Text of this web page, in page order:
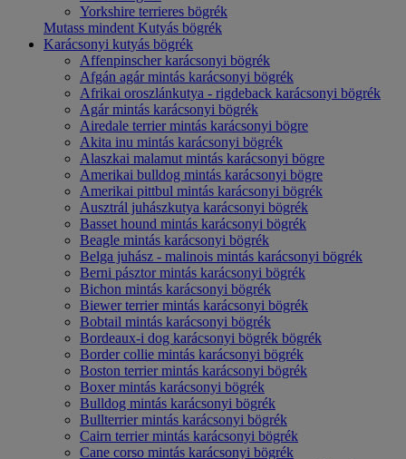
Yorkshire terrieres bögrék
Mutass mindent Kutyás bögrék
Karácsonyi kutyás bögrék
Affenpinscher karácsonyi bögrék
Afgán agár mintás karácsonyi bögrék
Afrikai oroszlánkutya - rigdeback karácsonyi bögrék
Agár mintás karácsonyi bögrék
Airedale terrier mintás karácsonyi bögre
Akita inu mintás karácsonyi bögrék
Alaszkai malamut mintás karácsonyi bögre
Amerikai bulldog mintás karácsonyi bögre
Amerikai pittbul mintás karácsonyi bögrék
Ausztrál juhászkutya karácsonyi bögrék
Basset hound mintás karácsonyi bögrék
Beagle mintás karácsonyi bögrék
Belga juhász - malinois mintás karácsonyi bögrék
Berni pásztor mintás karácsonyi bögrék
Bichon mintás karácsonyi bögrék
Biewer terrier mintás karácsonyi bögrék
Bobtail mintás karácsonyi bögrék
Bordeaux-i dog karácsonyi bögrék bögrék
Border collie mintás karácsonyi bögrék
Boston terrier mintás karácsonyi bögrék
Boxer mintás karácsonyi bögrék
Bulldog mintás karácsonyi bögrék
Bullterrier mintás karácsonyi bögrék
Cairn terrier mintás karácsonyi bögrék
Cane corso mintás karácsonyi bögrék